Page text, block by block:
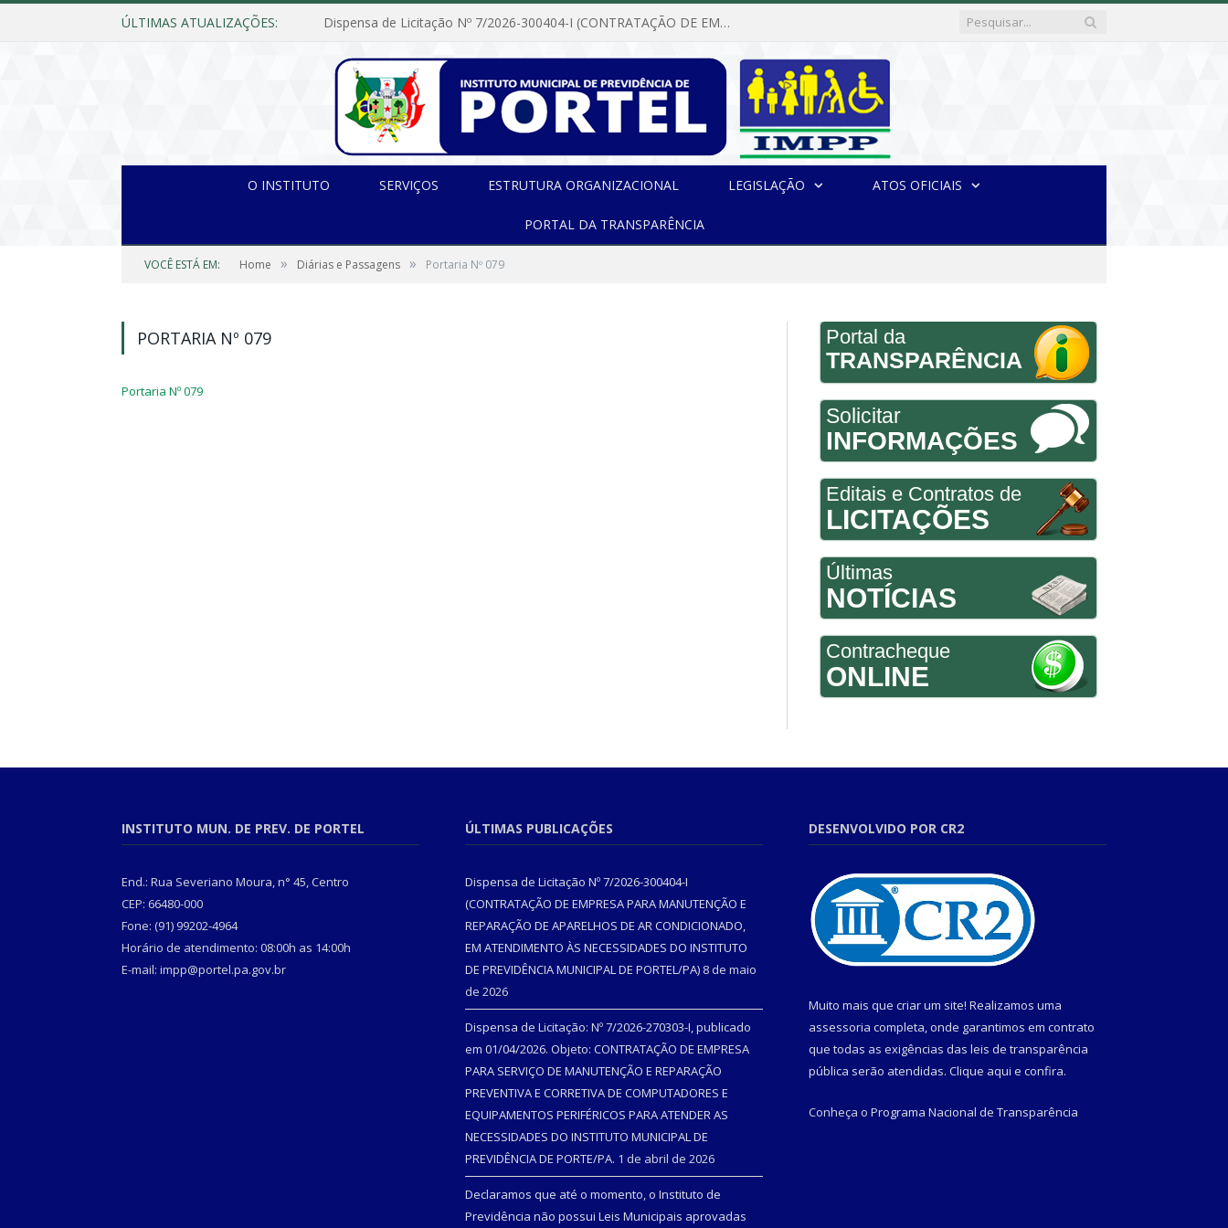
ÚLTIMAS ATUALIZAÇÕES: Dispensa de Licitação Nº 7/2026-300404-I (CONTRATAÇÃO DE EMPRESA PARA MANUTENÇÃO E REPARAÇÃO DE APARELHOS DE AR CONDICIONADO, EM ATENDIMENTO ÀS NECESSIDADES DO INSTITUTO DE PREVIDÊNCIA MUNICIPAL DE PORTEL/PA)
O INSTITUTO SERVIÇOS ESTRUTURA ORGANIZACIONAL LEGISLAÇÃO ATOS OFICIAIS
PORTAL DA TRANSPARÊNCIA
VOCÊ ESTÁ EM: Home » Diárias e Passagens » Portaria Nº 079
PORTARIA Nº 079
Portaria Nº 079
Portal da
TRANSPARÊNCIA
Solicitar
INFORMAÇÕES
Editais e Contratos de
LICITAÇÕES
Últimas
NOTÍCIAS
Contracheque
ONLINE
INSTITUTO MUN. DE PREV. DE PORTEL
End.: Rua Severiano Moura, n° 45, Centro
CEP: 66480-000
Fone: (91) 99202-4964
Horário de atendimento: 08:00h as 14:00h
E-mail: impp@portel.pa.gov.br
ÚLTIMAS PUBLICAÇÕES
Dispensa de Licitação Nº 7/2026-300404-I
(CONTRATAÇÃO DE EMPRESA PARA MANUTENÇÃO E
REPARAÇÃO DE APARELHOS DE AR CONDICIONADO,
EM ATENDIMENTO ÀS NECESSIDADES DO INSTITUTO
DE PREVIDÊNCIA MUNICIPAL DE PORTEL/PA) 8 de maio
de 2026
Dispensa de Licitação: Nº 7/2026-270303-I, publicado
em 01/04/2026. Objeto: CONTRATAÇÃO DE EMPRESA
PARA SERVIÇO DE MANUTENÇÃO E REPARAÇÃO
PREVENTIVA E CORRETIVA DE COMPUTADORES E
EQUIPAMENTOS PERIFÉRICOS PARA ATENDER AS
NECESSIDADES DO INSTITUTO MUNICIPAL DE
PREVIDÊNCIA DE PORTE/PA. 1 de abril de 2026
Declaramos que até o momento, o Instituto de
Previdência não possui Leis Municipais aprovadas
DESENVOLVIDO POR CR2
Muito mais que criar um site! Realizamos uma
assessoria completa, onde garantimos em contrato
que todas as exigências das leis de transparência
pública serão atendidas. Clique aqui e confira.
Conheça o Programa Nacional de Transparência